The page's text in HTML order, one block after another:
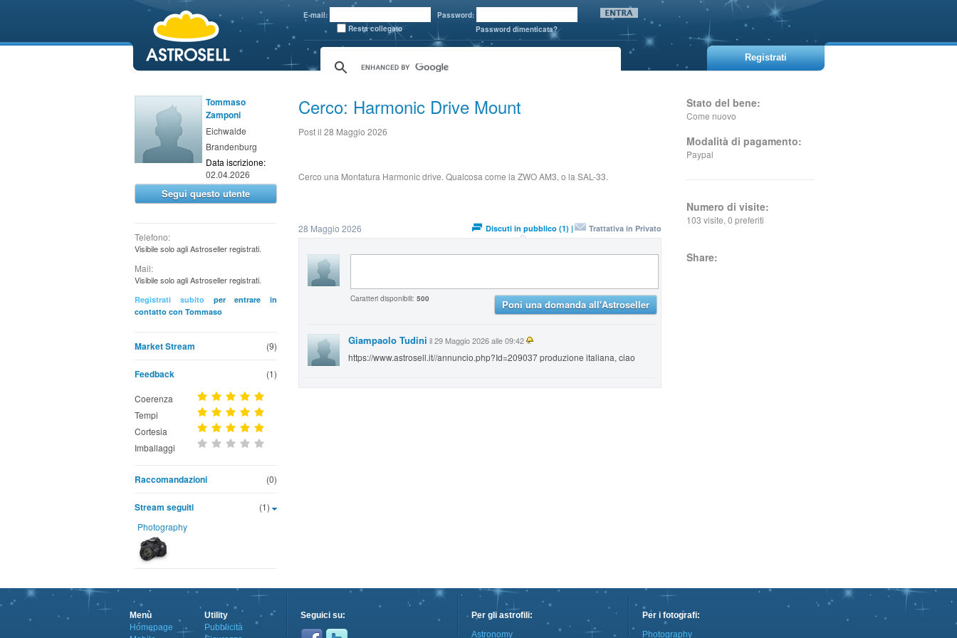
E-mail:
Password:
Resta collegato
Password dimenticata?
Registrati
Tommaso
Zamponi
Eichwalde
Brandenburg
Data iscrizione:
02.04.2026
Segui questo utente
Telefono:
Visibile solo agli Astroseller registrati.
Mail:
Visibile solo agli Astroseller registrati.
Registrati subitoper entrare in
contatto con Tommaso
(9)
Market Stream
Feedback (1)
Coerenza
Tempi
Cortesia
Imballaggi
(0)
Raccomandazioni
(1)
Stream seguiti
Photography
Cerco: Harmonic Drive Mount
Postil 28 Maggio 2026
Cerco una Montatura Harmonic drive. Qualcosa come la ZWO AM3, o la SAL-33.
28 Maggio 2026 Discuti in pubblico (1) | Trattativa in Privato
Caratteri disponibili: 500 Poni una domanda all'Astroseller
Giampaolo Tudini il 29 Maggio 2026 alle 09:42
https://www.astrosell.it//annuncio.php?Id=209037 produzione italiana, ciao
Stato del bene:
Come nuovo
Modalità di pagamento:
Paypal
Numero di visite:
103 visite, 0 preferiti
Share:
Menù
Homepage
Utility
Pubblicità
Seguici su:
Per gli astrofili:
Astronomy
Per i fotografi:
Photography